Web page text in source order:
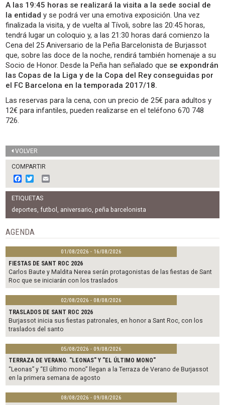
A las 19:45 horas se realizará la visita a la sede social de
la entidad y se podrá ver una emotiva exposición. Una vez
finalizada la visita, y de vuelta al Tívoli, sobre las 20:45 horas,
tendrá lugar un coloquio y, a las 21:30 horas dará comienzo la
Cena del 25 Aniversario de la Peña Barcelonista de Burjassot
que, sobre las doce de la noche, rendirá también homenaje a su
Socio de Honor. Desde la Peña han señalado que se expondrán
las Copas de la Liga y de la Copa del Rey conseguidas por
el FC Barcelona en la temporada 2017/18.
Las reservas para la cena, con un precio de 25€ para adultos y
12€ para infantiles, pueden realizarse en el teléfono 670 748
726.
VOLVER
COMPARTIR
F
a
c
e
b
o
o
k
w
i
t
t
e
m
a
l
ETIQUETAS
deportes,futbol , aniversario, peña barcelonista
AGENDA
01/08/2026 - 16/08/2026
FIESTAS DE SANT ROC 2026
Carlos Baute y Maldita Nerea serán protagonistas de las fiestas de Sant
Roc que se iniciarán con los traslados
02/08/2026 - 08/08/2026
TRASLADOS DE SANT ROC 2026
Burjassot inicia sus fiestas patronales, en honor a Sant Roc, con los
traslados del santo
05/08/2026 - 09/08/2026
TERRAZA DE VERANO. "LEONAS" Y "EL ÚLTIMO MONO"
“Leonas” y “El último mono” llegan a la Terraza de Verano de Burjassot
en la primera semana de agosto
08/08/2026 - 09/08/2026